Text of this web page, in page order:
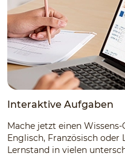
Interaktive Aufgaben
Mache jetzt einen
Englisch, Französisch oder
Lernstand in vielen